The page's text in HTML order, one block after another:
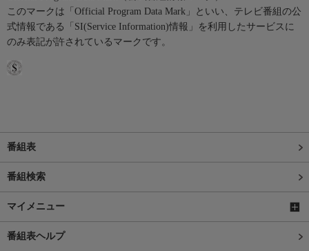
このマークは「Official Program Data Mark」といい、テレビ番組の公
式情報である「SI(Service Information)情報」を利用したサービスに
のみ表記が許されているマークです。
番組表
番組検索
マイメニュー
番組表ヘルプ